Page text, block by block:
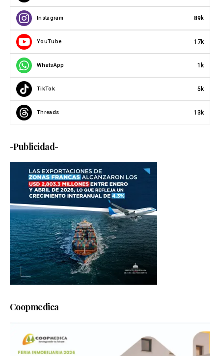
Instagram 89k
YouTube 17k
WhatsApp 1k
TikTok 5k
Threads 13k
-Publicidad-
Coopmedica